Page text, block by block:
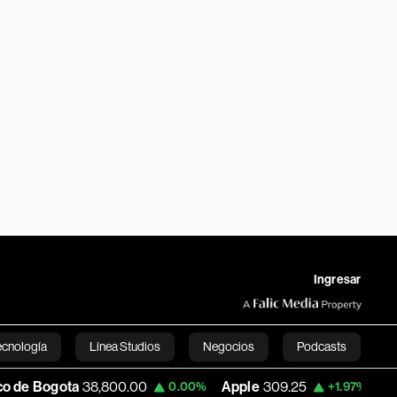
Ingresar
Línea Studios Negocios Podcasts
English0.00% Apple 309.25 +1.97% USD COP 3,195.99